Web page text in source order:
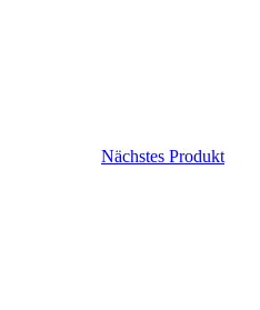
Nächstes Produkt